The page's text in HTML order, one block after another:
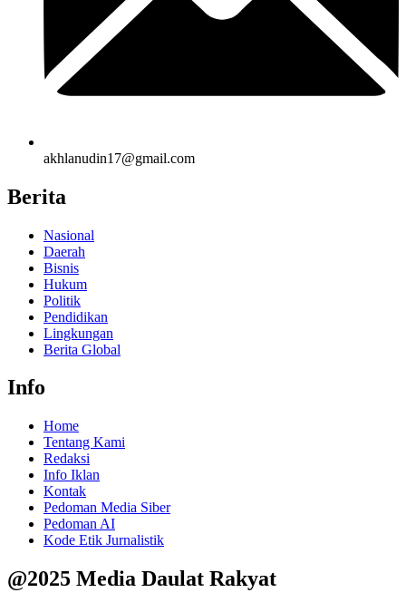
akhlanudin17@gmail.com
Berita
Nasional
Daerah
Bisnis
Hukum
Politik
Pendidikan
Lingkungan
Berita Global
Info
Home
Tentang Kami
Redaksi
Info Iklan
Kontak
Pedoman Media Siber
Pedoman AI
Kode Etik Jurnalistik
@2025 Media Daulat Rakyat